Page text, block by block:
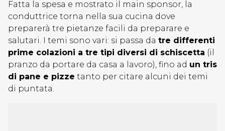
Fatta la spesa e mostrato il main sponsor, la
conduttrice torna nella sua cucina dove
preparerà tre pietanze facili da preparare e
salutari. I temi sono vari: si passa da tre differenti
prime colazioni a tre tipi diversi di schiscetta (il
pranzo da portare da casa a lavoro), fino ad un tris
di pane e pizze tanto per citare alcuni dei temi
di puntata.